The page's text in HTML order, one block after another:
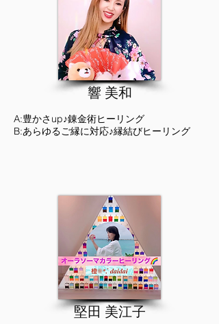
​響 美和
A:豊かさup♪錬金術ヒーリング
B:あらゆるご縁に対応♪縁結びヒーリング
​堅田 美江子